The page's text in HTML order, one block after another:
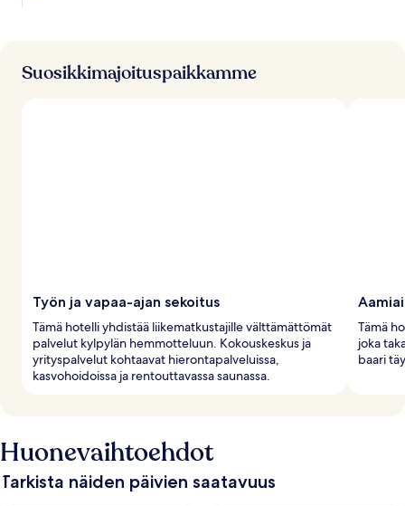
Suosikkimajoituspaikkamme
Työn ja vapaa-ajan sekoitus
Tämä hotelli yhdistää liikematkustajille välttämättömät
palvelut kylpylän hemmotteluun. Kokouskeskus ja
yrityspalvelut kohtaavat hierontapalveluissa,
kasvohoidoissa ja rentouttavassa saunassa.
Tämä
joka
baari
Huonevaihtoehdot
Tarkista näiden päivien saatavuus